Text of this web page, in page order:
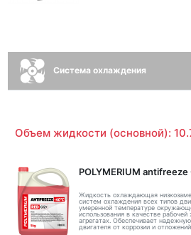
Система охлаждения
Объем жидкости (основной):
POLYMERIUM
Жидкость охлаждающая
систем охлаждения всех типов
умеренной температуре
использования в качестве
агрегатах. Обеспечивает
двигателя от коррозии и отложений,